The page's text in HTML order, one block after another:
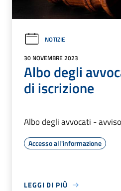
NOTIZIE
30 NOVEMBRE 2023
Albo degli
di iscrizione
Albo degli avvocati -
Accesso all'informazione
LEGGI DI PIÙ